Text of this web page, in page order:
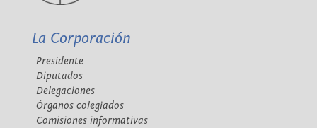
La Corporación
Presidente
Diputados
Delegaciones
Órganos colegiados
Comisiones informativas